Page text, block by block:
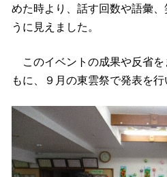
めた時より、話す回数や語彙
うに見えました。
このイベントの成果や反省を
もに、９月の東雲祭で発表を行